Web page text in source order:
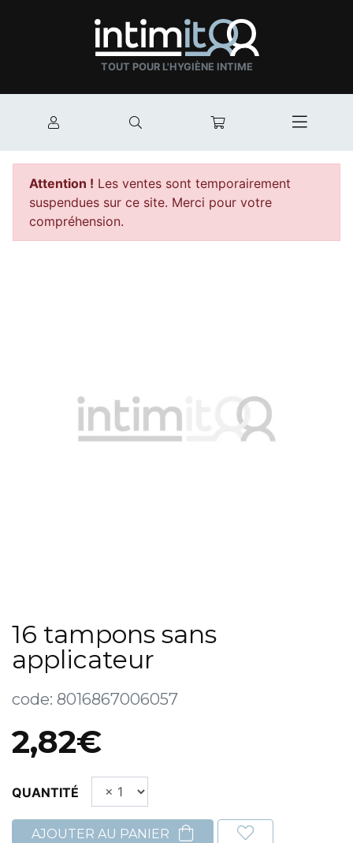
TOUT POUR L'HYGIÈNE INTIME
Mon compte Mon panier
Attention ! Les ventes sont temporairement
suspendues sur ce site. Merci pour votre
compréhension.
16 tampons sans
applicateur
code: 8016867006057
2,82€
QUANTITÉ
AJOUTER AU PANIER